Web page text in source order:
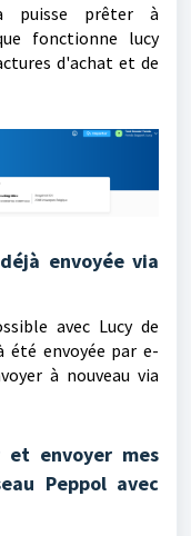
puisse prêter à
fonctionne lucy
d'achat et de
envoyée via
avec Lucy de
été envoyée par e-
à nouveau via
et envoyer mes
Peppol avec